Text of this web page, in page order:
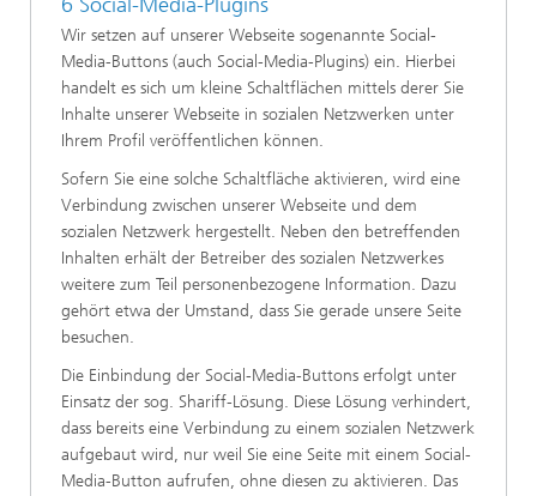
Wir setzen auf unserer Webseite sogenannte Social-
Media-Buttons (auch Social-Media-Plugins) ein. Hierbei
handelt es sich um kleine Schaltflächen mittels derer Sie
Inhalte unserer Webseite in sozialen Netzwerken unter
Ihrem Profil veröffentlichen können.
Sofern Sie eine solche Schaltfläche aktivieren, wird eine
Verbindung zwischen unserer Webseite und dem
sozialen Netzwerk hergestellt. Neben den betreffenden
Inhalten erhält der Betreiber des sozialen Netzwerkes
weitere zum Teil personenbezogene Information. Dazu
gehört etwa der Umstand, dass Sie gerade unsere Seite
besuchen.
Die Einbindung der Social-Media-Buttons erfolgt unter
Einsatz der sog. Shariff-Lösung. Diese Lösung verhindert,
dass bereits eine Verbindung zu einem sozialen Netzwerk
aufgebaut wird, nur weil Sie eine Seite mit einem Social-
Media-Button aufrufen, ohne diesen zu aktivieren. Das